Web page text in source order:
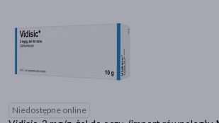
Niedostępne online